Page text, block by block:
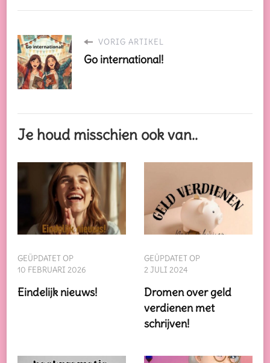
VORIG ARTIKEL
Go international!
Je houd misschien ook van..
GEÜPDATET OP
10 FEBRUARI 2026
Eindelijk nieuws!
GEÜPDATET OP
2 JULI 2024
Dromen over geld
verdienen met
schrijven!